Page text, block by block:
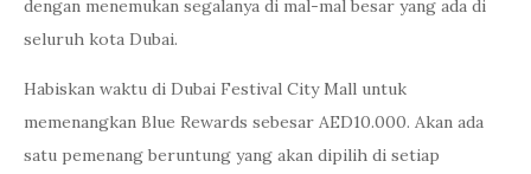
dengan menemukan segalanya di mal-mal besar yang ada di
seluruh kota Dubai.
Habiskan waktu di Dubai Festival City Mall untuk
memenangkan Blue Rewards sebesar AED10.000. Akan ada
satu pemenang beruntung yang akan dipilih di setiap